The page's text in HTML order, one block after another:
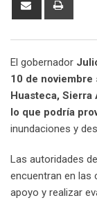
El gobernador
10 de noviembre
Huasteca, Sierra
lo que podría
inundaciones y
Las autoridades
encuentran en las
apoyo y realizar